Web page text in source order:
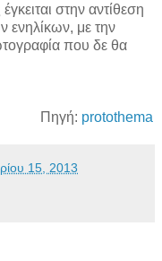
στην αντίθεση
ενηλίκων, με την
που δε θα
Πηγή: protothema
15, 2013